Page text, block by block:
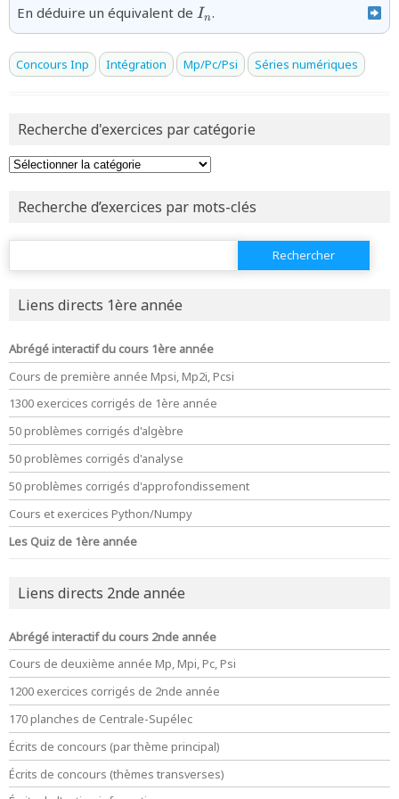
En déduire un équivalent de {I_{n}}
In.
Concours Inp Intégration Mp/Pc/Psi Séries numériques
Recherche d'exercices par catégorie
Recherche d’exercices par mots-clés
Rechercher :
Liens directs 1ère année
Abrégé interactif du cours 1ère année
Cours de première année Mpsi, Mp2i, Pcsi
1300 exercices corrigés de 1ère année
50 problèmes corrigés d'algèbre
50 problèmes corrigés d'analyse
50 problèmes corrigés d'approfondissement
Cours et exercices Python/Numpy
Les Quiz de 1ère année
Liens directs 2nde année
Abrégé interactif du cours 2nde année
Cours de deuxième année Mp, Mpi, Pc, Psi
1200 exercices corrigés de 2nde année
170 planches de Centrale-Supélec
Écrits de concours (par thème principal)
Écrits de concours (thèmes transverses)